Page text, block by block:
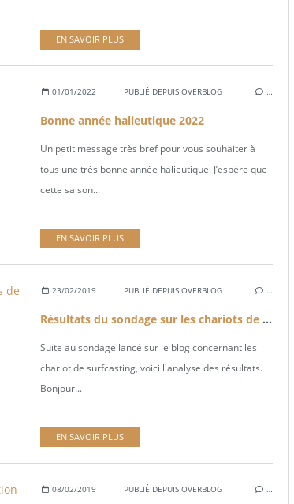
EN SAVOIR PLUS
01/01/2022 PUBLIÉ DEPUIS OVERBLOG …
Bonne année halieutique 2022
Un petit message très bref pour vous souhaiter à
tous une très bonne année halieutique. J’espère que
cette saison...
EN SAVOIR PLUS
23/02/2019 PUBLIÉ DEPUIS OVERBLOG …
Résultats du sondage sur les chariots de surfcasting
Suite au sondage lancé sur le blog concernant les
chariot de surfcasting, voici l'analyse des résultats.
Bonjour...
EN SAVOIR PLUS
08/02/2019 PUBLIÉ DEPUIS OVERBLOG …